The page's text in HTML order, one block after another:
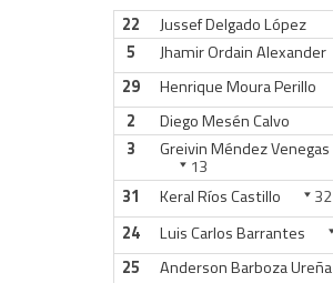
22
Jussef Delgado López
5
Jhamir Ordain Alexander
29
Henrique Moura Perillo
2
Diego Mesén Calvo
3
Greivin Méndez Venegas
13
31
Keral Ríos Castillo 32
24
Luis Carlos Barrantes
25
Anderson Barboza Ureña